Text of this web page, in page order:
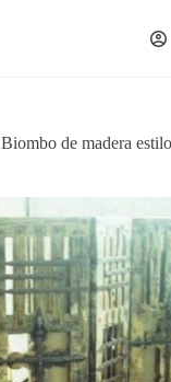
Biombo de madera